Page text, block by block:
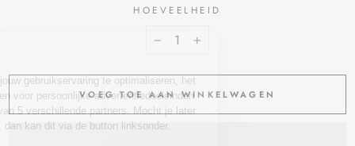
HOEVEELHEID
+
VOEG TOE AAN WINKELWAGEN